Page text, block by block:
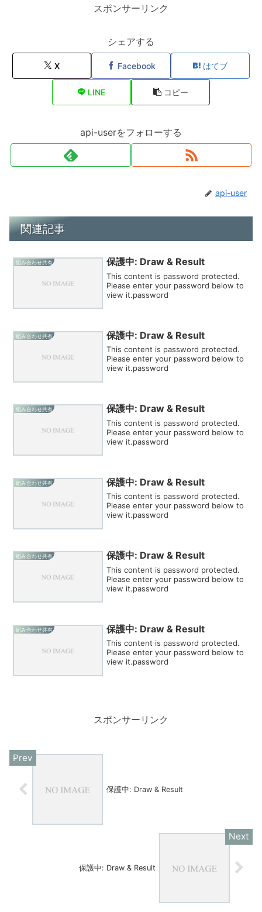
スポンサーリンク
シェアする
X Facebook はてブ
LINE コピー
api-userをフォローする
api-user
関連記事
組み合わせ共有 保護中: Draw & Result
This content is password protected.
Please enter your password below to
view it.password
組み合わせ共有 保護中: Draw & Result
This content is password protected.
Please enter your password below to
view it.password
組み合わせ共有 保護中: Draw & Result
This content is password protected.
Please enter your password below to
view it.password
組み合わせ共有 保護中: Draw & Result
This content is password protected.
Please enter your password below to
view it.password
組み合わせ共有 保護中: Draw & Result
This content is password protected.
Please enter your password below to
view it.password
組み合わせ共有 保護中: Draw & Result
This content is password protected.
Please enter your password below to
view it.password
スポンサーリンク
保護中: Draw & Result
保護中: Draw & Result